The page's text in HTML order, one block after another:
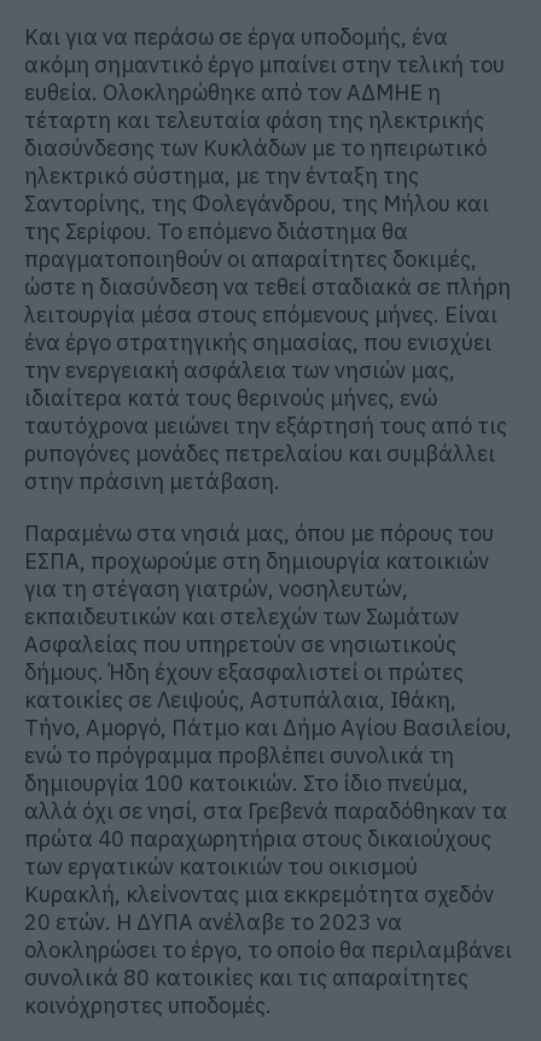
Και για να περάσω σε έργα υποδομής, ένα
ακόμη σημαντικό έργο μπαίνει στην τελική του
ευθεία. Ολοκληρώθηκε από τον ΑΔΜΗΕ η
τέταρτη και τελευταία φάση της ηλεκτρικής
διασύνδεσης των Κυκλάδων με το ηπειρωτικό
ηλεκτρικό σύστημα, με την ένταξη της
Σαντορίνης, της Φολεγάνδρου, της Μήλου και
της Σερίφου. Το επόμενο διάστημα θα
πραγματοποιηθούν οι απαραίτητες δοκιμές,
ώστε η διασύνδεση να τεθεί σταδιακά σε πλήρη
λειτουργία μέσα στους επόμενους μήνες. Είναι
ένα έργο στρατηγικής σημασίας, που ενισχύει
την ενεργειακή ασφάλεια των νησιών μας,
ιδιαίτερα κατά τους θερινούς μήνες, ενώ
ταυτόχρονα μειώνει την εξάρτησή τους από τις
ρυπογόνες μονάδες πετρελαίου και συμβάλλει
στην πράσινη μετάβαση.
Παραμένω στα νησιά μας, όπου με πόρους του
ΕΣΠΑ, προχωρούμε στη δημιουργία κατοικιών
για τη στέγαση γιατρών, νοσηλευτών,
εκπαιδευτικών και στελεχών των Σωμάτων
Ασφαλείας που υπηρετούν σε νησιωτικούς
δήμους. Ήδη έχουν εξασφαλιστεί οι πρώτες
κατοικίες σε Λειψούς, Αστυπάλαια, Ιθάκη,
Τήνο, Αμοργό, Πάτμο και Δήμο Αγίου Βασιλείου,
ενώ το πρόγραμμα προβλέπει συνολικά τη
δημιουργία 100 κατοικιών. Στο ίδιο πνεύμα,
αλλά όχι σε νησί, στα Γρεβενά παραδόθηκαν τα
πρώτα 40 παραχωρητήρια στους δικαιούχους
των εργατικών κατοικιών του οικισμού
Κυρακλή, κλείνοντας μια εκκρεμότητα σχεδόν
20 ετών. Η ΔΥΠΑ ανέλαβε το 2023 να
ολοκληρώσει το έργο, το οποίο θα περιλαμβάνει
συνολικά 80 κατοικίες και τις απαραίτητες
κοινόχρηστες υποδομές.